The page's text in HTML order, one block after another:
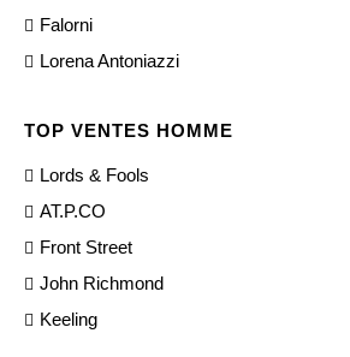
Falorni
Lorena Antoniazzi
TOP VENTES HOMME
Lords & Fools
AT.P.CO
Front Street
John Richmond
Keeling